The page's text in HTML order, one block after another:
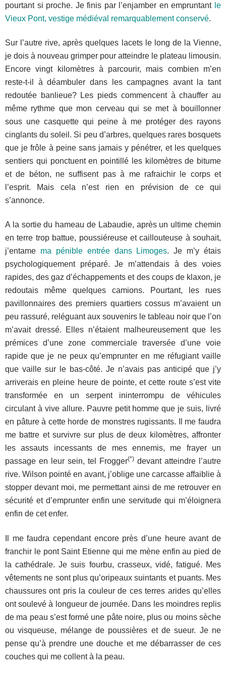
pourtant si proche. Je finis par l’enjamber en empruntant le
Vieux Pont, vestige médiéval remarquablement conservé.
Sur l’autre rive, après quelques lacets le long de la Vienne,
je dois à nouveau grimper pour atteindre le plateau limousin.
Encore vingt kilomètres à parcourir, mais combien m’en
reste-t-il à déambuler dans les campagnes avant la tant
redoutée banlieue? Les pieds commencent à chauffer au
même rythme que mon cerveau qui se met à bouillonner
sous une casquette qui peine à me protéger des rayons
cinglants du soleil. Si peu d’arbres, quelques rares bosquets
que je frôle à peine sans jamais y pénétrer, et les quelques
sentiers qui ponctuent en pointillé les kilomètres de bitume
et de béton, ne suffisent pas à me rafraichir le corps et
l’esprit. Mais cela n’est rien en prévision de ce qui
s’annonce.
A la sortie du hameau de Labaudie, après un ultime chemin
en terre trop battue, poussiéreuse et caillouteuse à souhait,
j’entame ma pénible entrée dans Limoges. Je m’y étais
psychologiquement préparé. Je m’attendais à des voies
rapides, des gaz d’échappements et des coups de klaxon, je
redoutais même quelques camions. Pourtant, les rues
pavillonnaires des premiers quartiers cossus m’avaient un
peu rassuré, reléguant aux souvenirs le tableau noir que l’on
m’avait dressé. Elles n’étaient malheureusement que les
prémices d’une zone commerciale traversée d’une voie
rapide que je ne peux qu’emprunter en me réfugiant vaille
que vaille sur le bas-côté. Je n’avais pas anticipé que j’y
arriverais en pleine heure de pointe, et cette route s’est vite
transformée en un serpent ininterrompu de véhicules
circulant à vive allure. Pauvre petit homme que je suis, livré
en pâture à cette horde de monstres rugissants. Il me faudra
me battre et survivre sur plus de deux kilomètres, affronter
les assauts incessants de mes ennemis, me frayer un
passage en leur sein, tel Frogger(*) devant atteindre l’autre
rive. Wilson pointé en avant, j’oblige une carcasse affaiblie à
stopper devant moi, me permettant ainsi de me retrouver en
sécurité et d’emprunter enfin une servitude qui m’éloignera
enfin de cet enfer.
Il me faudra cependant encore près d’une heure avant de
franchir le pont Saint Etienne qui me mène enfin au pied de
la cathédrale. Je suis fourbu, crasseux, vidé, fatigué. Mes
vêtements ne sont plus qu’oripeaux suintants et puants. Mes
chaussures ont pris la couleur de ces terres arides qu’elles
ont soulevé à longueur de journée. Dans les moindres replis
de ma peau s’est formé une pâte noire, plus ou moins sèche
ou visqueuse, mélange de poussières et de sueur. Je ne
pense qu’à prendre une douche et me débarrasser de ces
couches qui me collent à la peau.